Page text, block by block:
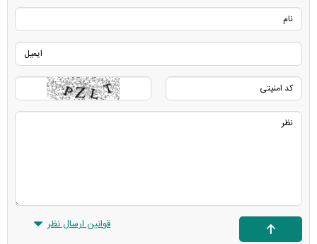
قوانین ارسال نظر